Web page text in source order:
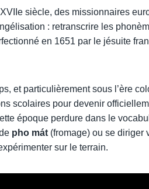
siècle, des missionnaires
: retranscrire les
en 1651 par le jésuite
et particulièrement sous l’ère
scolaires pour devenir
époque perdure dans le
pho mát (fromage) ou se diriger
sur le terrain.